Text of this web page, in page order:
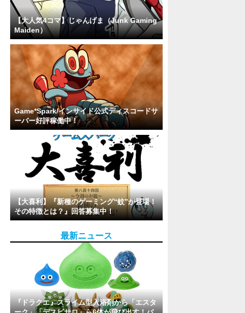
【大人気4コマ】じゃんげま（Junk Gaming
Maiden）
Game*Spark/インサイド公式ディスコードサ
ーバー好評稼働中！
【大喜利】『新種のゲーミング“蚊”が登場！
その特徴とは？』回答募集中！
最新ニュース
『ドラクエ』スライム型入浴剤から「エスタ